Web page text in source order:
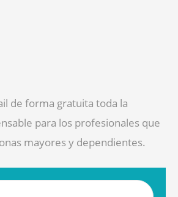
de forma gratuita toda la
para los profesionales que
mayores y dependientes.